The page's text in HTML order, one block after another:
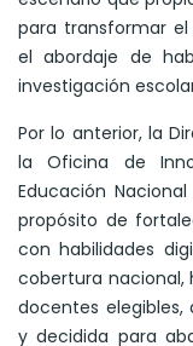
para transformar el
el abordaje de
investigación
Por lo anterior, la
la Oficina de
Educación
propósito de
con habilidades
cobertura
docentes
y decidida para